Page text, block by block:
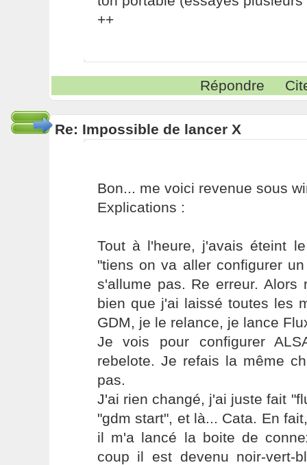
++
Répondre
Re: Impossible de lancer X
Bon... me voici revenue sous
Explications :
Tout à l'heure, j'avais éteint
"tiens on va aller configurer
s'allume pas. Re erreur. Alors
bien que j'ai laissé toutes les
GDM, je le relance, je lance
Je vois pour configurer
rebelote. Je refais la même
pas.
J'ai rien changé, j'ai juste fait
"gdm start", et là... Cata. En
il m'a lancé la boite de
coup il est devenu noir-vert-